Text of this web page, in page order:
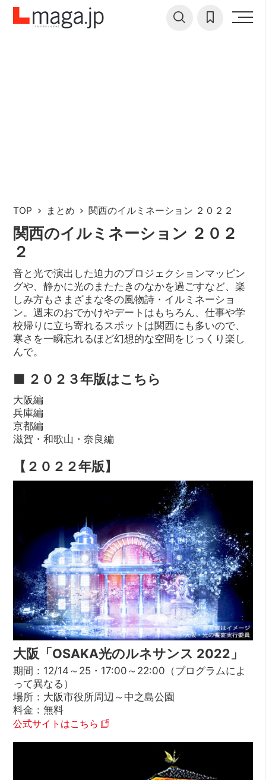
TOP まとめ 関西のイルミネーション ２０２２
関西のイルミネーション ２０２
２
音と光で演出した迫力のプロジェクションマッピン
グや、静かに光のまたたきのなかを過ごすなど、楽
しみ方もさまざまな冬の風物詩・イルミネーショ
ン。週末のおでかけやデートはもちろん、仕事や学
校帰りに立ち寄れるスポットは関西にも多いので、
寒さを一瞬忘れるほど幻想的な空間をじっくり楽し
んで。
■ ２０２３年版はこちら
大阪編
兵庫編
京都編
滋賀・和歌山・奈良編
【２０２２年版】
大阪「OSAKA光のルネサンス 2022」
期間：12/14～25・17:00～22:00（プログラムによ
って異なる）
場所：大阪市役所周辺～中之島公園
料金：無料
公式サイトはこちら